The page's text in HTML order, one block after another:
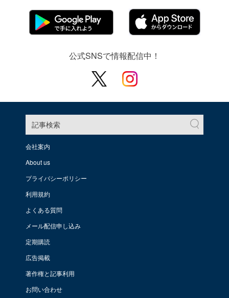
公式SNSで情報配信中！
記事検索
会社案内
About us
プライバシーポリシー
利用規約
よくある質問
メール配信申し込み
定期購読
広告掲載
著作権と記事利用
お問い合わせ